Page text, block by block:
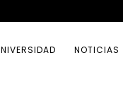
NOTICIAS